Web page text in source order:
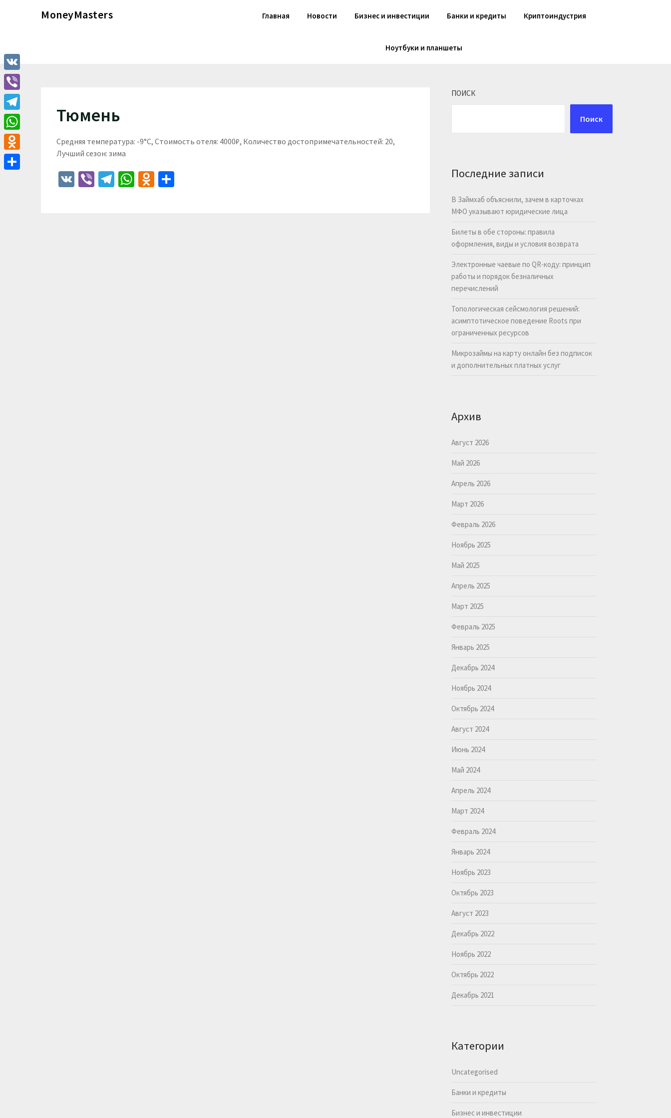
MoneyMasters Главная Новости Бизнес и инвестиции Банки и кредиты Криптоиндустрия
Ноутбуки и планшеты
Тюмень
Средняя температура: -9°C, Стоимость отеля: 4000₽, Количество достопримечательностей: 20,
Лучший сезон: зима
VK ViberTelegram
WhatsApp
Odnoklassniki
ПОИСК
Поиск
Последние записи
В Займхаб объяснили, зачем в карточках
МФО указывают юридические лица
Билеты в обе стороны: правила
оформления, виды и условия возврата
Электронные чаевые по QR-коду: принцип
работы и порядок безналичных
перечислений
Топологическая сейсмология решений:
асимптотическое поведение Roots при
ограниченных ресурсов
Микрозаймы на карту онлайн без подписок
и дополнительных платных услуг
Архив
Август 2026
Май 2026
Апрель 2026
Март 2026
Февраль 2026
Ноябрь 2025
Май 2025
Апрель 2025
Март 2025
Февраль 2025
Январь 2025
Декабрь 2024
Ноябрь 2024
Октябрь 2024
Август 2024
Июнь 2024
Май 2024
Апрель 2024
Март 2024
Февраль 2024
Январь 2024
Ноябрь 2023
Октябрь 2023
Август 2023
Декабрь 2022
Ноябрь 2022
Октябрь 2022
Декабрь 2021
Категории
Uncategorised
Банки и кредиты
Бизнес и инвестиции
VK
Viber
Telegram
WhatsApp
Odnoklassniki